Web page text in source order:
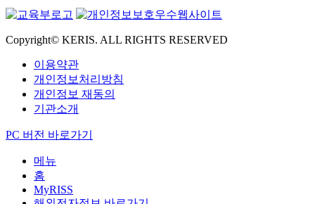
Copyright© KERIS. ALL RIGHTS RESERVED
이용약관
개인정보처리방침
개인정보 재동의
기관소개
PC 버전 바로가기
메뉴
홈
MyRISS